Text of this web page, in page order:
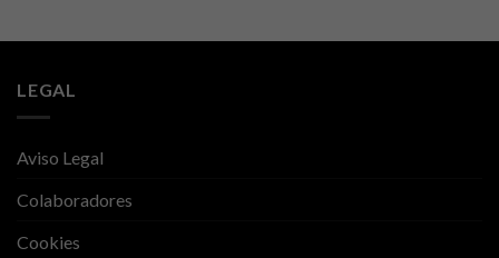
LEGAL
Aviso Legal
Colaboradores
Cookies